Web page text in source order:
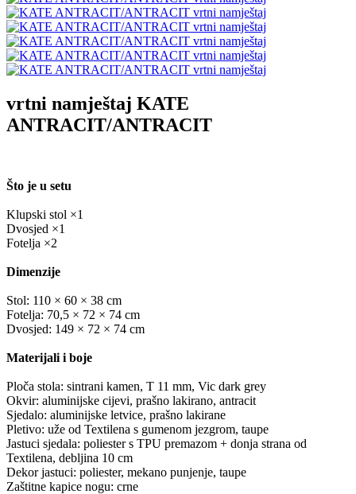
vrtni namještaj KATE
ANTRACIT/ANTRACIT
Što je u setu
Klupski stol ×1
Dvosjed ×1
Fotelja ×2
Dimenzije
Stol: 110 × 60 × 38 cm
Fotelja: 70,5 × 72 × 74 cm
Dvosjed: 149 × 72 × 74 cm
Materijali i boje
Ploča stola: sintrani kamen, T 11 mm, Vic dark grey
Okvir: aluminijske cijevi, prašno lakirano, antracit
Sjedalo: aluminijske letvice, prašno lakirane
Pletivo: uže od Textilena s gumenom jezgrom, taupe
Jastuci sjedala: poliester s TPU premazom + donja strana od
Textilena, debljina 10 cm
Dekor jastuci: poliester, mekano punjenje, taupe
Zaštitne kapice nogu: crne